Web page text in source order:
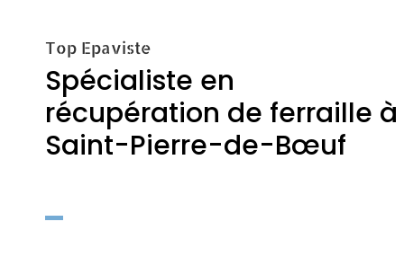
Top Epaviste
Spécialiste en
récupération de ferraille à
Saint-Pierre-de-Bœuf